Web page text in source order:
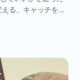
る、キャッチを変
ケースも […]